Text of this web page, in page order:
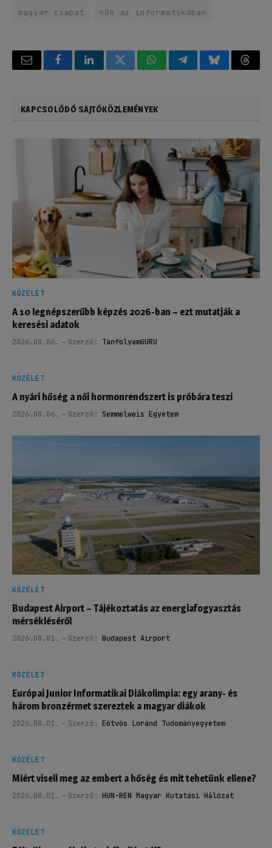
magyar csapat
nők az informatikában
Email FacebookLinkedInTwitterWhatsAppTelegramBluesky
KAPCSOLÓDÓ SAJTÓKÖZLEMÉNYEK
KÖZÉLET
A 10 legnépszerűbb képzés 2026-ban – ezt mutatják a
keresési adatok
2026.08.06. Szerző: TanfolyamGURU
KÖZÉLET
A nyári hőség a női hormonrendszert is próbára teszi
2026.08.06. Szerző: Semmelweis Egyetem
KÖZÉLET
Budapest Airport – Tájékoztatás az energiafogyasztás
mérsékléséről
2026.08.01. Szerző: Budapest Airport
KÖZÉLET
Európai Junior Informatikai Diákolimpia: egy arany- és
három bronzérmet szereztek a magyar diákok
2026.08.01. Szerző: Eötvös Loránd Tudományegyetem
KÖZÉLET
Miért viseli meg az embert a hőség és mit tehetünk ellene?
2026.08.01. Szerző: HUN-REN Magyar Kutatási Hálózat
KÖZÉLET